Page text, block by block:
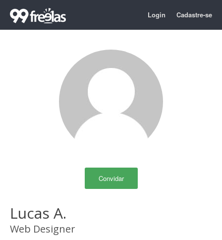
Login Cadastre-se
Convidar
Lucas A.
Web Designer